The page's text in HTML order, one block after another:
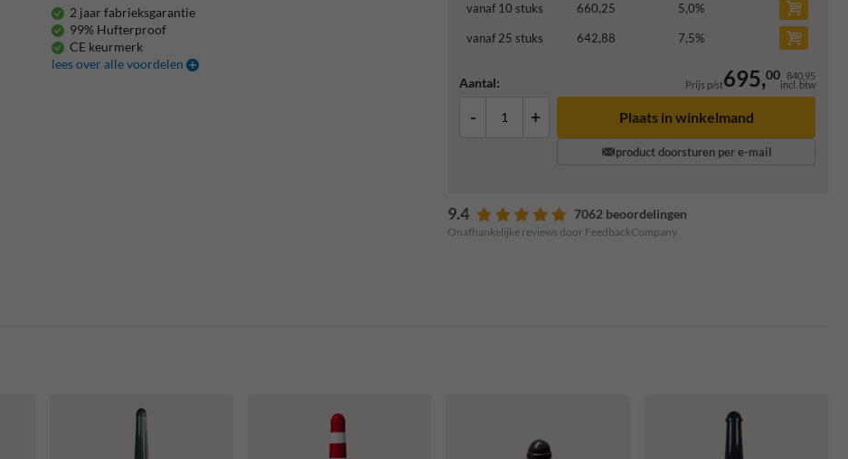
vanaf 10 stuks 660,25 5,0%
vanaf 25 stuks 642,88 7,5%
Aantal: Prijs p/st695,00 840,95
incl. btw
- + Plaats in winkelmand
product doorsturen per e-mail
9.4 7062 beoordelingen
Onafhankelijke reviews door FeedbackCompany
2 jaar fabrieksgarantie
99% Hufterproof
CE keurmerk
lees over alle voordelen